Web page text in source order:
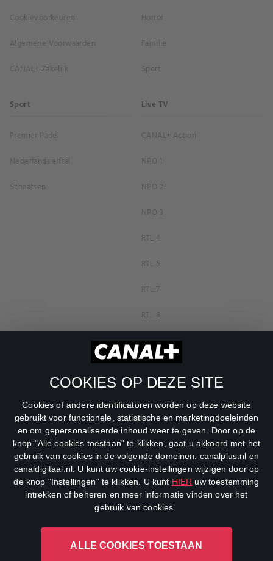
COOKIES OP DEZE SITE
Cookies of andere identificatoren worden op deze website
gebruikt voor functionele, statistische en marketingdoeleinden
en om gepersonaliseerde inhoud weer te geven. Door op de
knop "Alle cookies toestaan" te klikken, gaat u akkoord met het
gebruik van cookies in de volgende domeinen: canalplus.nl en
canaldigitaal.nl. U kunt uw cookie-instellingen wijzigen door op
de knop "Instellingen" te klikken. U kunt HIER uw toestemming
intrekken of beheren en meer informatie vinden over het
gebruik van cookies.
ALLE COOKIES TOESTAAN
Cookievoorkeuren
Algemene Voorwaarden
CANAL+ Zakelijk
Horror
Familie
Sport
Sport
Premier Padel
Nederlands elftal
Schaatsen
Live TV
CANAL+ Action
NPO 1
NPO 2
NPO 3
RTL 4
RTL 5
RTL 7
RTL 8
RTL Z
SBS6
Veronica
DreamWorks Channel